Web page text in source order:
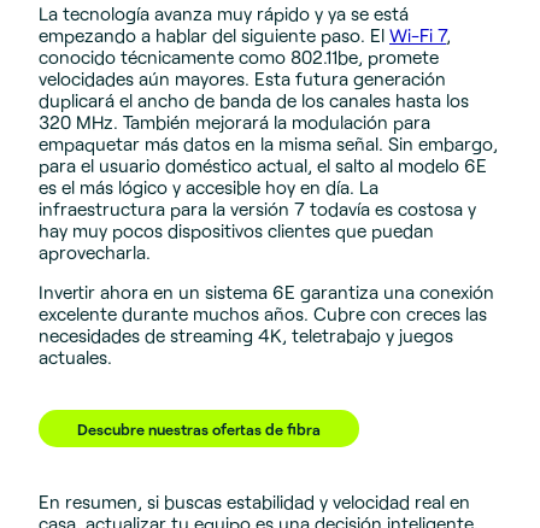
La tecnología avanza muy rápido y ya se está
empezando a hablar del siguiente paso. El Wi-Fi 7,
conocido técnicamente como 802.11be, promete
velocidades aún mayores. Esta futura generación
duplicará el ancho de banda de los canales hasta los
320 MHz. También mejorará la modulación para
empaquetar más datos en la misma señal. Sin embargo,
para el usuario doméstico actual, el salto al modelo 6E
es el más lógico y accesible hoy en día. La
infraestructura para la versión 7 todavía es costosa y
hay muy pocos dispositivos clientes que puedan
aprovecharla.
Invertir ahora en un sistema 6E garantiza una conexión
excelente durante muchos años. Cubre con creces las
necesidades de streaming 4K, teletrabajo y juegos
actuales.
Descubre nuestras ofertas de fibra
En resumen, si buscas estabilidad y velocidad real en
casa, actualizar tu equipo es una decisión inteligente.